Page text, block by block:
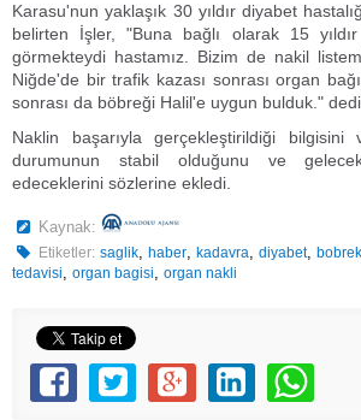
Karasu'nun yaklaşık 30 yıldır diyabet
belirten İşler, "Buna bağlı olarak 15
görmekteydi hastamız. Bizim de nakil
Niğde'de bir trafik kazası sonrası organ
sonrası da böbreği Halil'e uygun bulduk." dedi.
Naklin başarıyla gerçekleştirildiği bilgisini
durumunun stabil olduğunu ve
edeceklerini sözlerine ekledi.
Kaynak:
Etiketler: saglik,haber,kadavra,diyabet,
tedavisi, organ bagisi, organ nakli